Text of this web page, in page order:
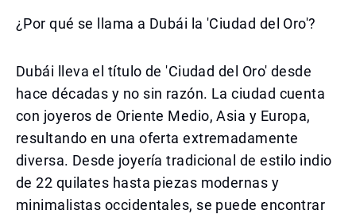
¿Por qué se llama a Dubái la 'Ciudad del Oro'?
Dubái lleva el título de 'Ciudad del Oro' desde
hace décadas y no sin razón. La ciudad cuenta
con joyeros de Oriente Medio, Asia y Europa,
resultando en una oferta extremadamente
diversa. Desde joyería tradicional de estilo indio
de 22 quilates hasta piezas modernas y
minimalistas occidentales, se puede encontrar